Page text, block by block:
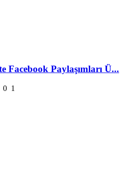
Facebook Paylaşımları Ü...
0 1